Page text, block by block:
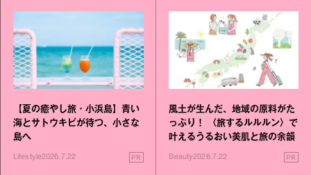
【夏の癒やし旅・小浜島】青い
海とサトウキビが待つ、小さな
島へ
Lifestyle2026.7.22 PR
風土が生んだ、地域の原料がた
っぷり！ 〈旅するルルルン〉で
叶えるうるおい美肌と旅の余韻
Beauty2026.7.22 PR